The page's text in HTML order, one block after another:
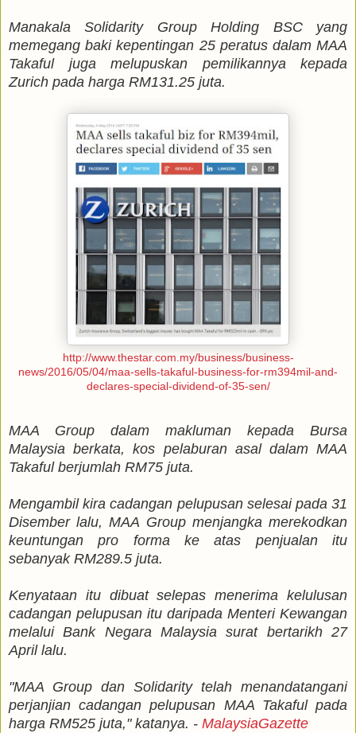
Manakala Solidarity Group Holding BSC yang
memegang baki kepentingan 25 peratus dalam MAA
Takaful juga melupuskan pemilikannya kepada
Zurich pada harga RM131.25 juta.
http://www.thestar.com.my/business/business-
news/2016/05/04/maa-sells-takaful-business-for-rm394mil-and-
declares-special-dividend-of-35-sen/
MAA Group dalam makluman kepada Bursa
Malaysia berkata, kos pelaburan asal dalam MAA
Takaful berjumlah RM75 juta.
Mengambil kira cadangan pelupusan selesai pada 31
Disember lalu, MAA Group menjangka merekodkan
keuntungan pro forma ke atas penjualan itu
sebanyak RM289.5 juta.
Kenyataan itu dibuat selepas menerima kelulusan
cadangan pelupusan itu daripada Menteri Kewangan
melalui Bank Negara Malaysia surat bertarikh 27
April lalu.
"MAA Group dan Solidarity telah menandatangani
perjanjian cadangan pelupusan MAA Takaful pada
harga RM525 juta," katanya. - MalaysiaGazette